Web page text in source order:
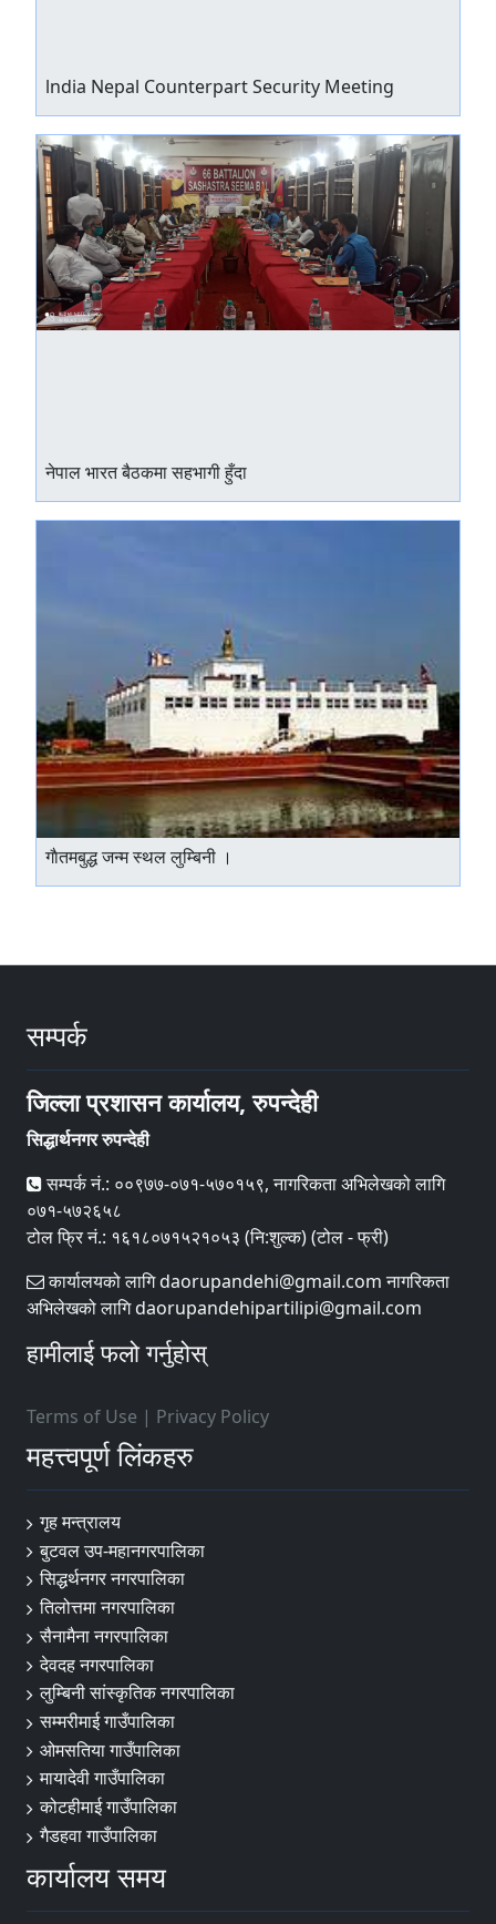
lndia Nepal Counterpart Security Meeting
नेपाल भारत बैठकमा सहभागी हुँदा
गाैतमबुद्ध जन्म स्थल लुम्बिनी ।
सम्पर्क
जिल्ला प्रशासन कार्यालय, रुपन्देही
सिद्धार्थनगर रुपन्देही
सम्पर्क नं.: ००९७७-०७१-५७०१५९, नागरिकता अभिलेखको लागि
०७१-५७२६५८
टोल फ्रि नं.: १६१८०७१५२१०५३ (नि:शुल्क) (टोल - फ्री)
कार्यालयको लागि daorupandehi@gmail.com नागरिकता
अभिलेखको लागि daorupandehipartilipi@gmail.com
हामीलाई फलो गर्नुहोस्
Terms of Use | Privacy Policy
महत्त्वपूर्ण लिंकहरु
गृह मन्त्रालय
बुटवल उप-महानगरपालिका
सिद्धर्थनगर नगरपालिका
तिलोत्तमा नगरपालिका
सैनामैना नगरपालिका
देवदह नगरपालिका
लुम्बिनी सांस्कृतिक नगरपालिका
सम्मरीमाई गाउँपालिका
ओमसतिया गाउँपालिका
मायादेवी गाउँपालिका
कोटहीमाई गाउँपालिका
गैडहवा गाउँपालिका
कार्यालय समय